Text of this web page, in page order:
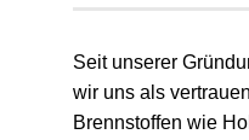
Seit unserer
wir uns als
Brennstoffen wie